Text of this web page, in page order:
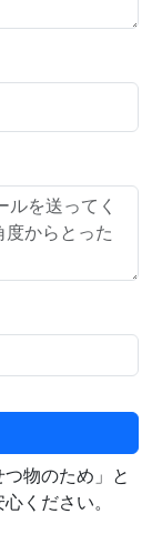
物のため」と
ください。